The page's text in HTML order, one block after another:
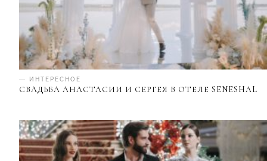
— ИНТЕРЕСНОЕ
СВАДЬБА АНАСТАСИИ И СЕРГЕЯ В ОТЕЛЕ SENESHAL